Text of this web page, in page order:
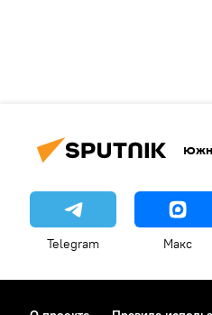
Telegram Макс